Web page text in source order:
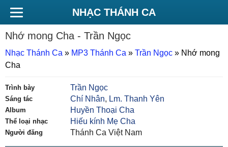
NHẠC THÁNH CA
Nhớ mong Cha - Trần Ngọc
Nhạc Thánh Ca » MP3 Thánh Ca » Trần Ngọc » Nhớ mong
Cha
Trình bày Trần Ngọc
Sáng tác Chí Nhân, Lm. Thanh Yên
Album Huyền Thoại Cha
Thể loại nhạc Hiếu kính Mẹ Cha
Người đăng Thánh Ca Việt Nam